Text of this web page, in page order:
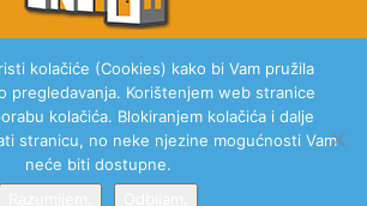
O NAMA
kolačiće (Cookies) kako bi Vam pružila
pregledavanja. Korištenjem web stranice
kolačića. Blokiranjem kolačića i dalje
stranicu, no neke njezine mogućnosti Vam
neće biti dostupne.